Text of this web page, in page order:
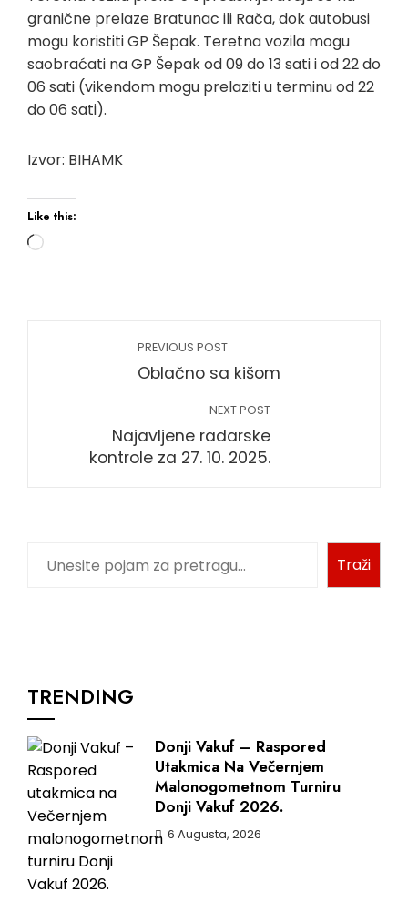
granične prelaze Bratunac ili Rača, dok autobusi
mogu koristiti GP Šepak. Teretna vozila mogu
saobraćati na GP Šepak od 09 do 13 sati i od 22 do
06 sati (vikendom mogu prelaziti u terminu od 22
do 06 sati).
Izvor: BIHAMK
Like this:
PREVIOUS POST
Oblačno sa kišom
NEXT POST
Najavljene radarske
kontrole za 27. 10. 2025.
Traži
TRENDING
Donji Vakuf – Raspored
Utakmica Na Večernjem
Malonogometnom Turniru
Donji Vakuf 2026.
6 Augusta, 2026